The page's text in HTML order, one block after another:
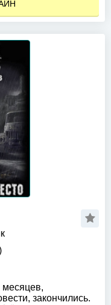
месяцев,
закончились.